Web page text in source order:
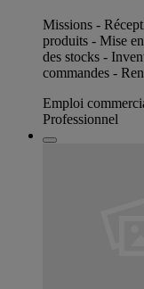
Missions -
produits - Mise
des stocks -
commandes -
Emploi
Professionnel